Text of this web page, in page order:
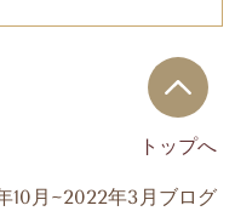
トップへ
10月~2022年3月ブログ